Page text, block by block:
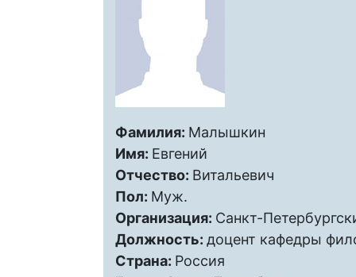
Фамилия: Малышкин
Имя: Евгений
Отчество: Витальевич
Пол: Муж.
Организация: Санкт-
Должность: доцент кафедры
Страна: Россия